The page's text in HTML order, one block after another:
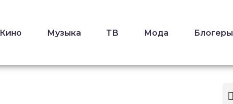
Кино Музыка ТВ Мода Блогеры